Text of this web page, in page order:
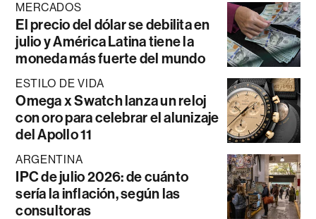
MERCADOS
El precio del dólar se debilita en
julio y América Latina tiene la
moneda más fuerte del mundo
ESTILO DE VIDA
Omega x Swatch lanza un reloj
con oro para celebrar el alunizaje
del Apollo 11
ARGENTINA
IPC de julio 2026: de cuánto
sería la inflación, según las
consultoras